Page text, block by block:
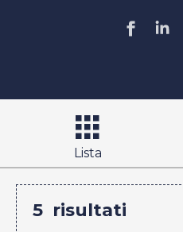
Lista
5 risultati